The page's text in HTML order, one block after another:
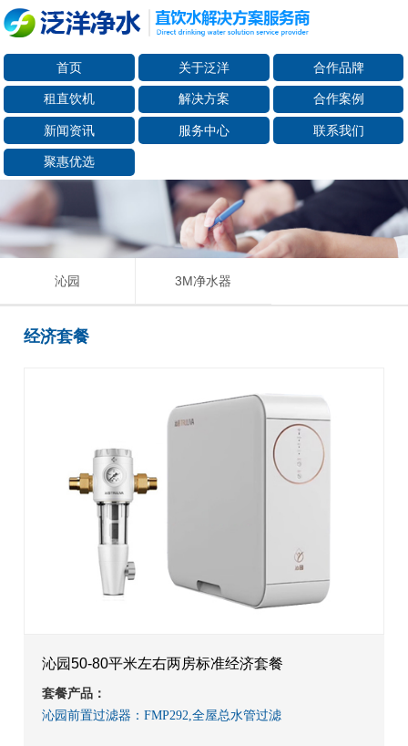
首页 关于泛洋 合作品牌
租直饮机 解决方案 合作案例
新闻资讯 服务中心 联系我们
聚惠优选
沁园 3M净水器
经济套餐
沁园50-80平米左右两房标准经济套餐
套餐产品：
沁园前置过滤器：FMP292,全屋总水管过滤